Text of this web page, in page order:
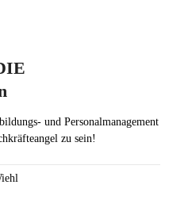
und Personalmanagement
zu sein!